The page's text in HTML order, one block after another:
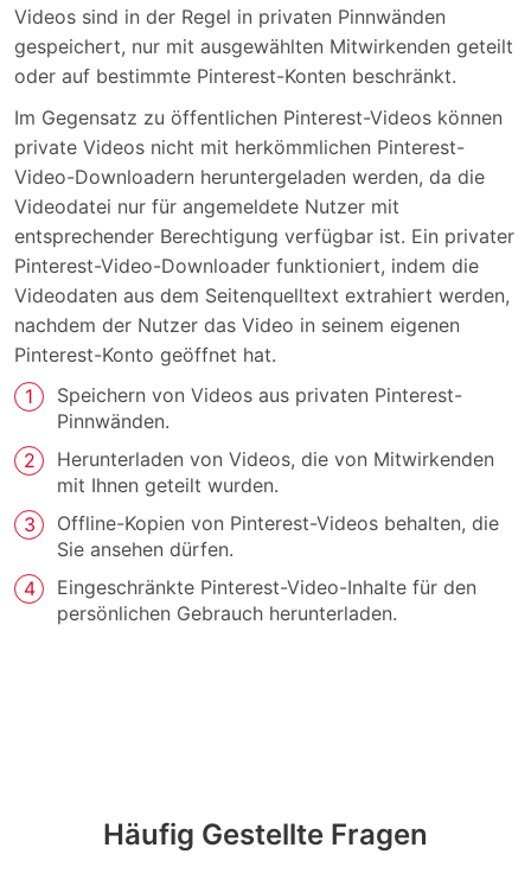
Videos sind in der Regel in privaten Pinnwänden
gespeichert, nur mit ausgewählten Mitwirkenden geteilt
oder auf bestimmte Pinterest-Konten beschränkt.
Im Gegensatz zu öffentlichen Pinterest-Videos können
private Videos nicht mit herkömmlichen Pinterest-
Video-Downloadern heruntergeladen werden, da die
Videodatei nur für angemeldete Nutzer mit
entsprechender Berechtigung verfügbar ist. Ein privater
Pinterest-Video-Downloader funktioniert, indem die
Videodaten aus dem Seitenquelltext extrahiert werden,
nachdem der Nutzer das Video in seinem eigenen
Pinterest-Konto geöffnet hat.
Speichern von Videos aus privaten Pinterest-
Pinnwänden.
Herunterladen von Videos, die von Mitwirkenden
mit Ihnen geteilt wurden.
Offline-Kopien von Pinterest-Videos behalten, die
Sie ansehen dürfen.
Eingeschränkte Pinterest-Video-Inhalte für den
persönlichen Gebrauch herunterladen.
Häufig Gestellte Fragen